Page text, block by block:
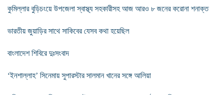
কুমিল্লার বুড়িচংয়ে উপজেলা স্বাস্থ্য সহকারীসহ আজ আরও ৮ জনের করোনা শনাক্ত
ভারতীয় জুয়াড়ির সাথে সাকিবের যেসব কথা হয়েছিল
বাংলাদেশ শিবিরে দুঃসংবাদ
‘ইনশাল্লাহ’ সিনেমায় সুপারস্টার সালমান খানের সঙ্গে আলিয়া